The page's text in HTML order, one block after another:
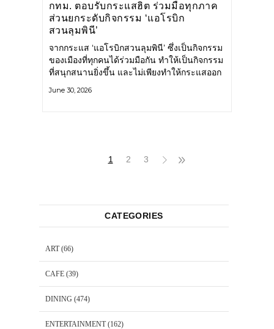
กทม. ตอบรับกระแสฮิต ร่วมมือทุกภาค
ส่วนยกระดับกิจกรรม ‘แอโรบิก
สวนลุมพินี’
จากกระแส ‘แอโรบิกสวนลุมพินี’ ซึ่งเป็นกิจกรรม
ของเมืองที่ทุกคนได้ร่วมมือกัน ทำให้เป็นกิจกรรม
ที่สนุกสนานยิ่งขึ้น และไม่เพียงทำให้กระแสออก
กระจายไปยังหลายพื้นที่ของประเทศที่อยากออก
June 30, 2026
1 2 3
CATEGORIES
ART(66)
CAFE (39)
DINING (474)
ENTERTAINMENT(162)